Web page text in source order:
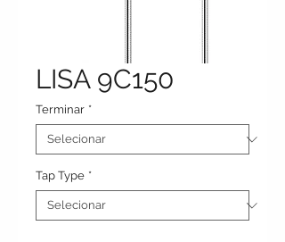
LISA 9C150
Terminar *
Tap Type *